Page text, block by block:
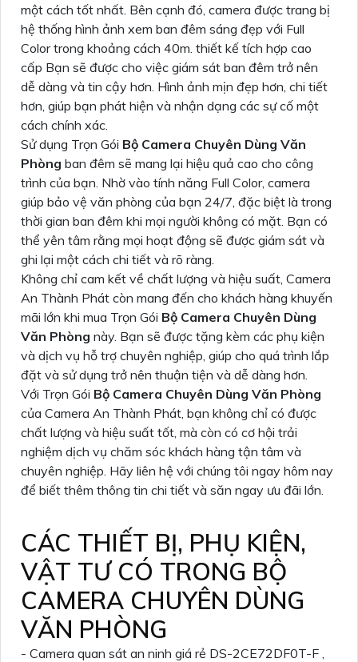
một cách tốt nhất. Bên cạnh đó, camera được trang bị
hệ thống hình ảnh xem ban đêm sáng đẹp với Full
Color trong khoảng cách 40m. thiết kế tích hợp cao
cấp Bạn sẽ được cho việc giám sát ban đêm trở nên
dễ dàng và tin cậy hơn. Hình ảnh mịn đẹp hơn, chi tiết
hơn, giúp bạn phát hiện và nhận dạng các sự cố một
cách chính xác.
Sử dụng Trọn Gói Bộ Camera Chuyên Dùng Văn
Phòng ban đêm sẽ mang lại hiệu quả cao cho công
trình của bạn. Nhờ vào tính năng Full Color, camera
giúp bảo vệ văn phòng của bạn 24/7, đặc biệt là trong
thời gian ban đêm khi mọi người không có mặt. Bạn có
thể yên tâm rằng mọi hoạt động sẽ được giám sát và
ghi lại một cách chi tiết và rõ ràng.
Không chỉ cam kết về chất lượng và hiệu suất, Camera
An Thành Phát còn mang đến cho khách hàng khuyến
mãi lớn khi mua Trọn Gói Bộ Camera Chuyên Dùng
Văn Phòng này. Bạn sẽ được tặng kèm các phụ kiện
và dịch vụ hỗ trợ chuyên nghiệp, giúp cho quá trình lắp
đặt và sử dụng trở nên thuận tiện và dễ dàng hơn.
Với Trọn Gói Bộ Camera Chuyên Dùng Văn Phòng
của Camera An Thành Phát, bạn không chỉ có được
chất lượng và hiệu suất tốt, mà còn có cơ hội trải
nghiệm dịch vụ chăm sóc khách hàng tận tâm và
chuyên nghiệp. Hãy liên hệ với chúng tôi ngay hôm nay
để biết thêm thông tin chi tiết và săn ngay ưu đãi lớn.
CÁC THIẾT BỊ, PHỤ KIỆN,
VẬT TƯ CÓ TRONG BỘ
CAMERA CHUYÊN DÙNG
VĂN PHÒNG
- Camera quan sát an ninh giá rẻ DS-2CE72DF0T-F ,